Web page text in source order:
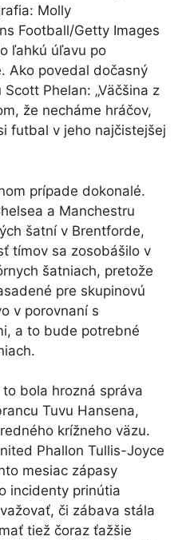
Molly
Football/Getty Images
ľahkú úľavu po
Ako povedal dočasný
Phelan: „Väčšina z
že necháme hráčov,
futbal v jeho najčistejšej
prípade dokonalé.
a Manchestru
šatní v Brentforde,
tímov sa zosobášilo v
šatniach, pretože
pre skupinovú
v porovnaní s
a to bude potrebné
bola hrozná správa
Tuvu Hansena,
krížneho väzu.
Phallon Tullis-Joyce
mesiac zápasy
incidenty prinútia
či zábava stála
tiež čoraz ťažšie